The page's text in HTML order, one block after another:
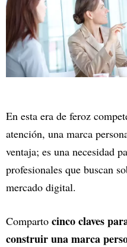
En esta era de feroz
atención, una marca
ventaja; es una necesidad
profesionales que buscan
mercado digital.
Comparto cinco claves
construir una marca